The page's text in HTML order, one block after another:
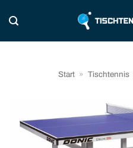
Inhalt
springen
Start » Tischtennis